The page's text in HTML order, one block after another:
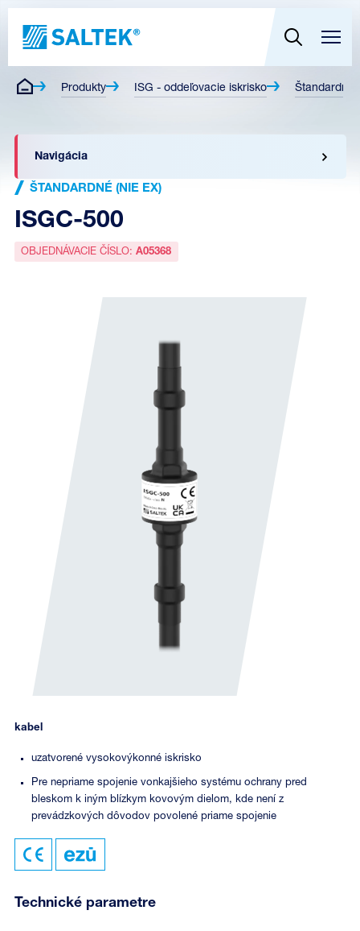
Produkty ISG - oddeľovacie iskrisko Štandardné
Navigácia
ŠTANDARDNÉ (NIE EX)
ISGC-500
OBJEDNÁVACIE ČÍSLO:A05368
kabel
uzatvorené vysokovýkonné iskrisko
Pre nepriame spojenie vonkajšieho systému ochrany pred
bleskom k iným blízkym kovovým dielom, kde není z
prevádzkových dôvodov povolené priame spojenie
Technické parametre